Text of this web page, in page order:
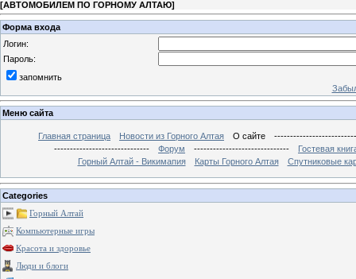
[АВТОМОБИЛЕМ ПО ГОРНОМУ АЛТАЮ]
Форма входа
Логин:
Пароль:
запомнить
Меню сайта
Главная страница Новости из Горного Алтая О сайте
------------------------------
Форум ------------------------------
Гостевая
Горный Алтай - Викимапия
Карты Горного Алтая Спутниковые
Categories
Горный Алтай
Компьютерные игры
Красота и здоровье
Люди и блоги